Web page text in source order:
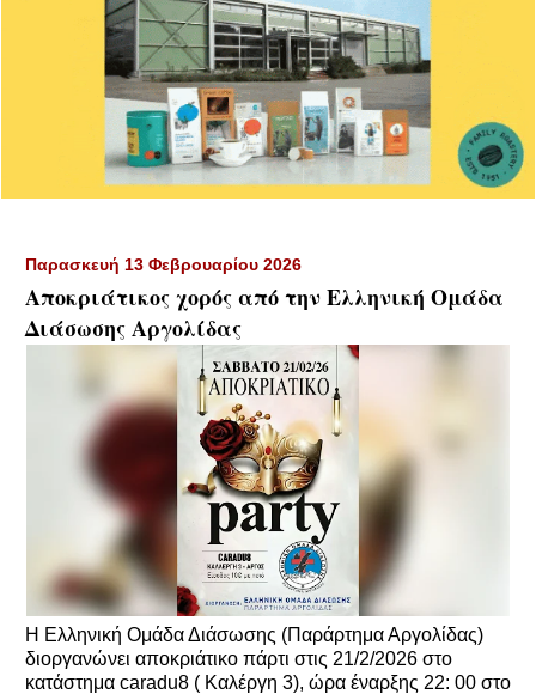
Παρασκευή 13 Φεβρουαρίου 2026
Αποκριάτικος χορός από την Ελληνική Ομάδα
Διάσωσης Αργολίδας
Η Ελληνική Ομάδα Διάσωσης (Παράρτημα Αργολίδας)
διοργανώνει αποκριάτικο πάρτι στις 21/2/2026 στο
κατάστημα caradu8 ( Καλέργη 3), ώρα έναρξης 22: 00 στο